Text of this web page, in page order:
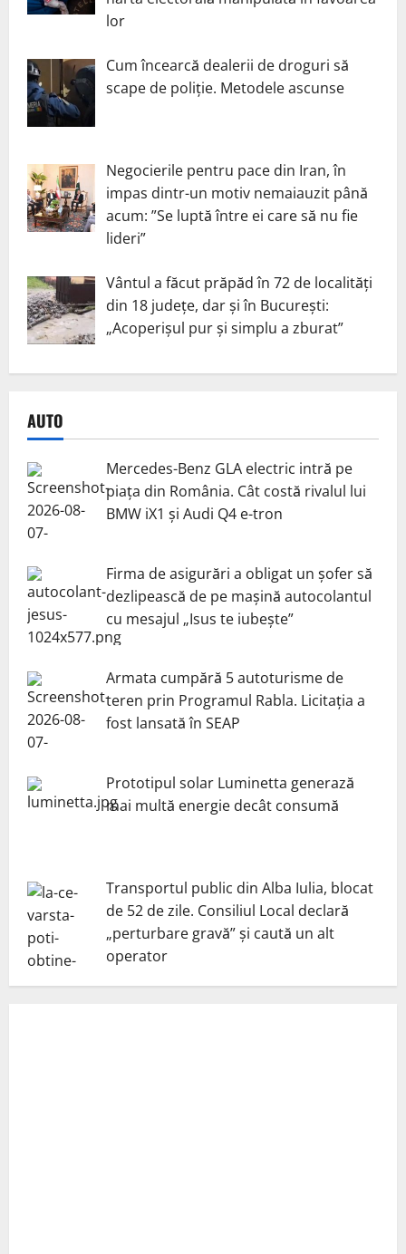
lor
Cum încearcă dealerii de droguri să
scape de poliție. Metodele ascunse
Negocierile pentru pace din Iran, în
impas dintr-un motiv nemaiauzit până
acum: ”Se luptă între ei care să nu fie
lideri”
Vântul a făcut prăpăd în 72 de localități
din 18 județe, dar și în București:
„Acoperișul pur și simplu a zburat”
AUTO
Mercedes-Benz GLA electric intră pe
piața din România. Cât costă rivalul lui
BMW iX1 și Audi Q4 e-tron
Firma de asigurări a obligat un șofer să
dezlipească de pe mașină autocolantul
cu mesajul „Isus te iubește”
Armata cumpără 5 autoturisme de
teren prin Programul Rabla. Licitația a
fost lansată în SEAP
Prototipul solar Luminetta generază
mai multă energie decât consumă
Transportul public din Alba Iulia, blocat
de 52 de zile. Consiliul Local declară
„perturbare gravă” și caută un alt
operator